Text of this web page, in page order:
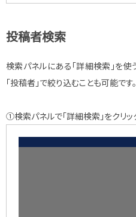
投稿者検索
検索パネルにある「詳細検索」を
「投稿者」で絞り込むことも可能です。
①検索パネルで「詳細検索」をクリッ